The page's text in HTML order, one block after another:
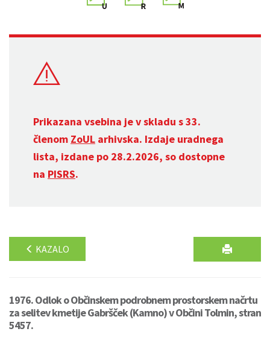
Prikazana vsebina je v skladu s 33.
členom ZoUL arhivska. Izdaje uradnega
lista, izdane po 28.2.2026, so dostopne
na PISRS.
KAZALO
1976. Odlok o Občinskem podrobnem prostorskem načrtu
za selitev kmetije Gabršček (Kamno) v Občini Tolmin, stran
5457.